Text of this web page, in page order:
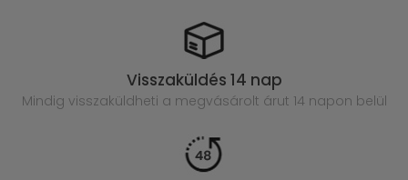
Visszaküldés 14 nap
Mindig visszaküldheti a megvásárolt árut 14 napon belül